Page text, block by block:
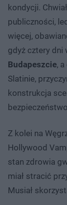
kondycji.
publiczności,
więcej,
gdyż cztery dni
Budapeszcie,
Slatinie,
konstrukcja
Z kolei na
Hollywood
stan zdrowia
miał stracić
Musiał